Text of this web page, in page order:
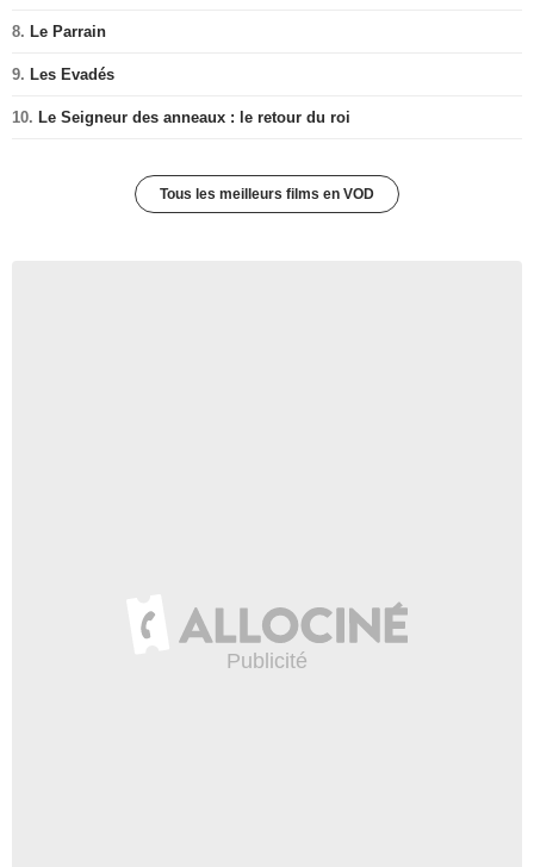
8. Le Parrain
9. Les Evadés
10. Le Seigneur des anneaux : le retour du roi
Tous les meilleurs films en VOD